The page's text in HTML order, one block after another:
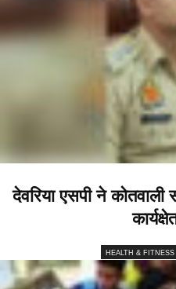
देवरिया एसपी ने कोतवाली
HEALTH & FITNESS